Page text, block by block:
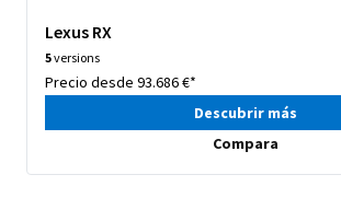
Lexus RX
5versions
Precio desde 93.686 €*
Descubrir más
Compara